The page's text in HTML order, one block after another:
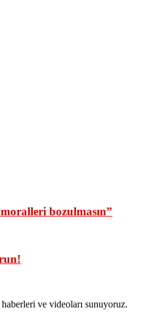
bozulmasın”
ve videoları sunuyoruz.